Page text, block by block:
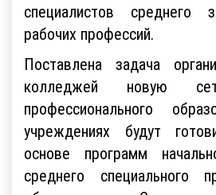
специалистов
рабочих профессий.
Поставлена задача
колледжей новую
профессионального
учреждениях будут
основе программ
среднего специального